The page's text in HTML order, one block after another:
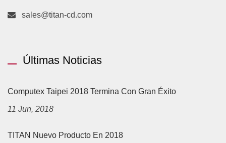
sales@titan-cd.com
Últimas Noticias
Computex Taipei 2018 Termina Con Gran Éxito
11 Jun, 2018
TITAN Nuevo Producto En 2018